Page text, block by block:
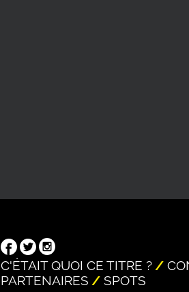
C'ÉTAIT QUOI CE TITRE ?
PARTENAIRES
SPOTS